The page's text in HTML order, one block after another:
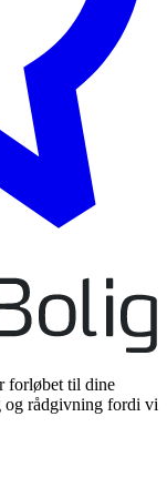
forløbet til dine
og rådgivning fordi vi